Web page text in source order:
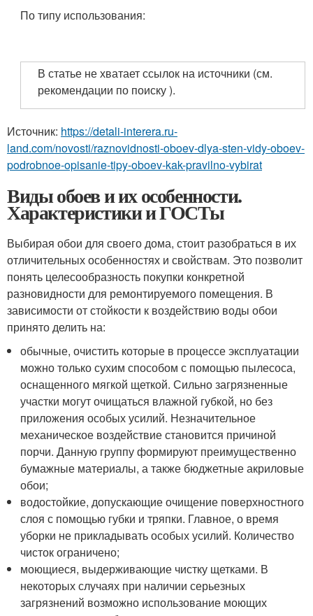
По типу использования:
В статье не хватает ссылок на источники (см.
рекомендации по поиску ).
Источник: https://detali-interera.ru-
land.com/novosti/raznovidnosti-oboev-dlya-sten-vidy-oboev-
podrobnoe-opisanie-tipy-oboev-kak-pravilno-vybirat
Виды обоев и их особенности.
Характеристики и ГОСТы
Выбирая обои для своего дома, стоит разобраться в их
отличительных особенностях и свойствам. Это позволит
понять целесообразность покупки конкретной
разновидности для ремонтируемого помещения. В
зависимости от стойкости к воздействию воды обои
принято делить на:
обычные, очистить которые в процессе эксплуатации
можно только сухим способом с помощью пылесоса,
оснащенного мягкой щеткой. Сильно загрязненные
участки могут очищаться влажной губкой, но без
приложения особых усилий. Незначительное
механическое воздействие становится причиной
порчи. Данную группу формируют преимущественно
бумажные материалы, а также бюджетные акриловые
обои;
водостойкие, допускающие очищение поверхностного
слоя с помощью губки и тряпки. Главное, о время
уборки не прикладывать особых усилий. Количество
чисток ограничено;
моющиеся, выдерживающие чистку щетками. В
некоторых случаях при наличии серьезных
загрязнений возможно использование моющих